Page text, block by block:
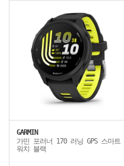
GARMIN
가민 포러너 170 러닝 GPS 스마트
워치 블랙